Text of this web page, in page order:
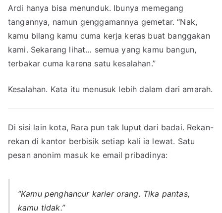
Ardi hanya bisa menunduk. Ibunya memegang
tangannya, namun genggamannya gemetar. “Nak,
kamu bilang kamu cuma kerja keras buat banggakan
kami. Sekarang lihat… semua yang kamu bangun,
terbakar cuma karena satu kesalahan.”
Kesalahan. Kata itu menusuk lebih dalam dari amarah.
Di sisi lain kota, Rara pun tak luput dari badai. Rekan-
rekan di kantor berbisik setiap kali ia lewat. Satu
pesan anonim masuk ke email pribadinya:
“Kamu penghancur karier orang. Tika pantas,
kamu tidak.”